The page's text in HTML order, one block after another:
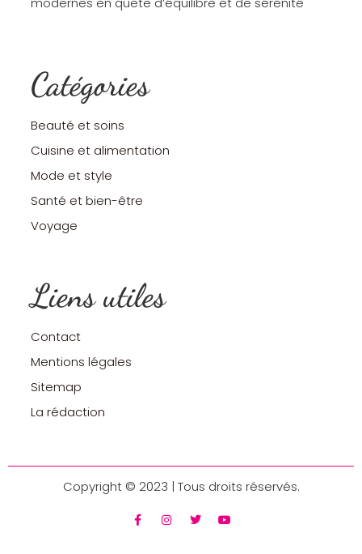
Catégories
Beauté et soins
Cuisine et alimentation
Mode et style
Santé et bien-être
Voyage
Liens utiles
Contact
Mentions légales
Sitemap
La rédaction
Copyright © 2023 | Tous droits réservés.